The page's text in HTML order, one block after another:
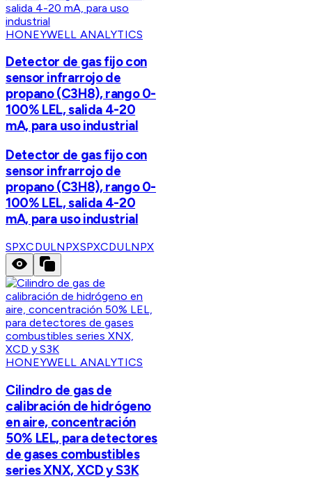
HONEYWELL ANALYTICS
Detector de gas fijo con
sensor infrarrojo de
propano (C3H8), rango 0-
100% LEL, salida 4-20
mA, para uso industrial
Detector de gas fijo con
sensor infrarrojo de
propano (C3H8), rango 0-
100% LEL, salida 4-20
mA, para uso industrial
SPXCDULNPXSPXCDULNPX
HONEYWELL ANALYTICS
Cilindro de gas de
calibración de hidrógeno
en aire, concentración
50% LEL, para detectores
de gases combustibles
series XNX, XCD y S3K